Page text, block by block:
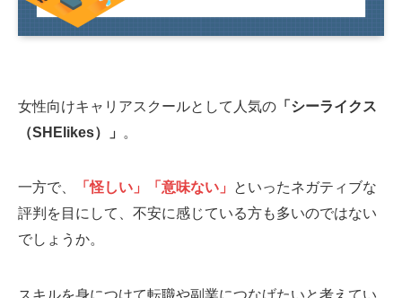
女性向けキャリアスクールとして人気の 「シーライクス
（SHElikes）」
。
一方で、 「怪しい」「意味ない」
といったネガティブな
評判を目にして、不安に感じている方も多いのではない
でしょうか。
スキルを身につけて転職や副業につなげたいと考えてい